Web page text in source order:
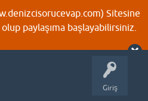
Sitesine
paylaşıma başlayabilirsiniz.
Giriş